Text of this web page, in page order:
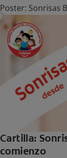
Poster: Sonrisas
Cartilla:
comienzo